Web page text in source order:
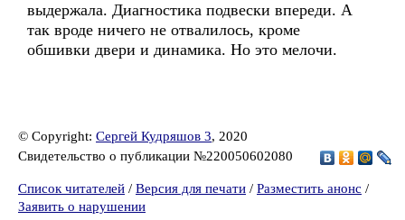
выдержала. Диагностика подвески впереди. А
так вроде ничего не отвалилось, кроме
обшивки двери и динамика. Но это мелочи.
© Copyright: Сергей Кудряшов 3, 2020
Свидетельство о публикации №220050602080
Список читателей / Версия для печати / Разместить анонс /
Заявить о нарушении